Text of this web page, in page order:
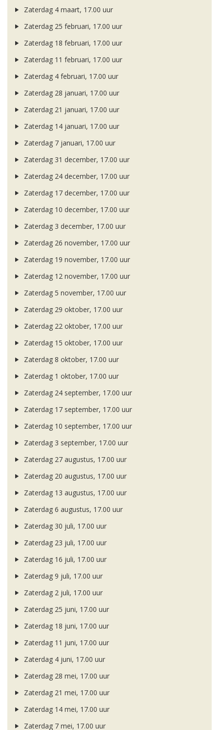
Zaterdag 4 maart, 17.00 uur
Zaterdag 25 februari, 17.00 uur
Zaterdag 18 februari, 17.00 uur
Zaterdag 11 februari, 17.00 uur
Zaterdag 4 februari, 17.00 uur
Zaterdag 28 januari, 17.00 uur
Zaterdag 21 januari, 17.00 uur
Zaterdag 14 januari, 17.00 uur
Zaterdag 7 januari, 17.00 uur
Zaterdag 31 december, 17.00 uur
Zaterdag 24 december, 17.00 uur
Zaterdag 17 december, 17.00 uur
Zaterdag 10 december, 17.00 uur
Zaterdag 3 december, 17.00 uur
Zaterdag 26 november, 17.00 uur
Zaterdag 19 november, 17.00 uur
Zaterdag 12 november, 17.00 uur
Zaterdag 5 november, 17.00 uur
Zaterdag 29 oktober, 17.00 uur
Zaterdag 22 oktober, 17.00 uur
Zaterdag 15 oktober, 17.00 uur
Zaterdag 8 oktober, 17.00 uur
Zaterdag 1 oktober, 17.00 uur
Zaterdag 24 september, 17.00 uur
Zaterdag 17 september, 17.00 uur
Zaterdag 10 september, 17.00 uur
Zaterdag 3 september, 17.00 uur
Zaterdag 27 augustus, 17.00 uur
Zaterdag 20 augustus, 17.00 uur
Zaterdag 13 augustus, 17.00 uur
Zaterdag 6 augustus, 17.00 uur
Zaterdag 30 juli, 17.00 uur
Zaterdag 23 juli, 17.00 uur
Zaterdag 16 juli, 17.00 uur
Zaterdag 9 juli, 17.00 uur
Zaterdag 2 juli, 17.00 uur
Zaterdag 25 juni, 17.00 uur
Zaterdag 18 juni, 17.00 uur
Zaterdag 11 juni, 17.00 uur
Zaterdag 4 juni, 17.00 uur
Zaterdag 28 mei, 17.00 uur
Zaterdag 21 mei, 17.00 uur
Zaterdag 14 mei, 17.00 uur
Zaterdag 7 mei, 17.00 uur